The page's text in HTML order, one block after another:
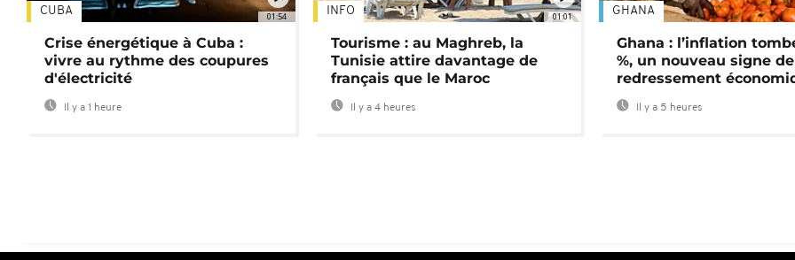
01:54
CUBA
Crise énergétique à Cuba :
vivre au rythme des coupures
d'électricité
Il y a 1 heure
01:01
INFO
Tourisme : au Maghreb, la
Tunisie attire davantage de
français que le Maroc
Il y a 4 heures
GHANA
Ghana : l’inflation
%, un nouveau signe de
redressement
Il y a 5 heures